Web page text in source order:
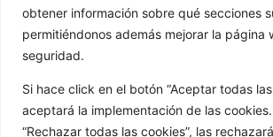
obtener información sobre qué secciones
permitiéndonos además mejorar la página
seguridad.
Si hace click en el botón “Aceptar todas las
aceptará la implementación de las
“Rechazar todas las cookies”, las